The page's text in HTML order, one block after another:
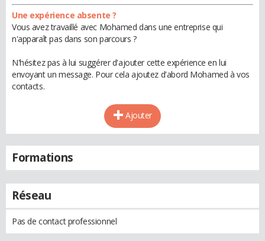
Une expérience absente ?
Vous avez travaillé avec Mohamed dans une entreprise qui
n'apparaît pas dans son parcours ?
N'hésitez pas à lui suggérer d'ajouter cette expérience en lui
envoyant un message. Pour cela ajoutez d'abord Mohamed à vos
contacts.
Ajouter
Formations
Réseau
Pas de contact professionnel